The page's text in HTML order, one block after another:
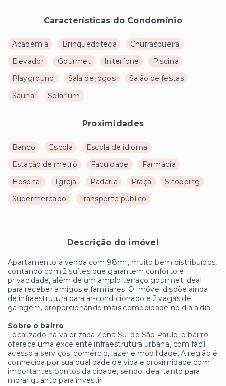
Características do Condomínio
Academia Brinquedoteca
Churrasqueira
Elevador
Gourmet Interfone
Piscina
Playground
Sala de jogos
Salão de festas
Sauna
Solarium
Proximidades
Banco Escola
Escola de idioma
Estação de metrô
Faculdade
Farmácia
Hospital
Igreja Padaria Praça
Shopping
Supermercado
Transporte público
Descrição do imóvel
Apartamento à venda com 98m², muito bem distribuídos,
contando com 2 suítes que garantem conforto e
privacidade, além de um amplo terraço gourmet ideal
para receber amigos e familiares. O imóvel dispõe ainda
de infraestrutura para ar-condicionado e 2 vagas de
garagem, proporcionando mais comodidade no dia a dia.
Sobre o bairro
Localizado na valorizada Zona Sul de São Paulo, o bairro
oferece uma excelente infraestrutura urbana, com fácil
acesso a serviços, comércio, lazer e mobilidade. A região é
conhecida por sua qualidade de vida e proximidade com
importantes pontos da cidade, sendo ideal tanto para
morar quanto para investir.